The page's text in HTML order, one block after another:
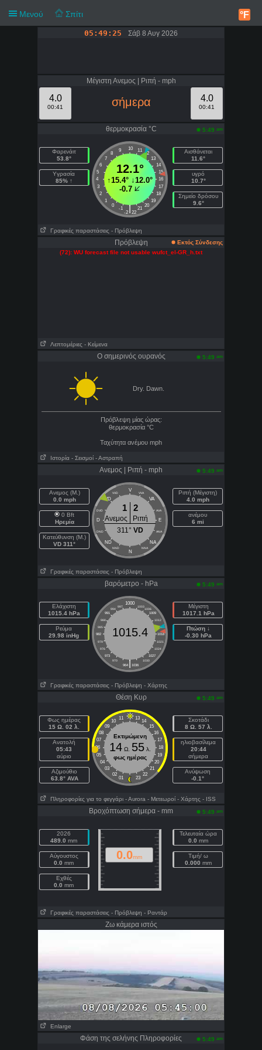
°F
05:49:25 Σάβ 8 Αυγ 2026
Μέγιστη Ανεμος | Ριπή - mph
4.0
00:41
4.0
00:41
σήμερα
θερμοκρασία °C 5:49 am
Φαρενάιτ
53.8°
Υγρασία
85% ↑
10
9 11
8
12
7
13
6
14
5
15
4
16
3
17
2
18
1
19
0
20
-1 21
|
-2 22
12.1°
↑15.4° ↓12.0°
-0.7
Αισθάνεται
11.6°
υγρό
10.7°
Σημείο δρόσου
9.6°
Γραφικές παραστάσεις - Πρόβλεψη
Πρόβλεψη
Εκτός Σύνδεσης
(72): WU forecast file not usable wufct_el-GR_h.txt
Λεπτομέριες - Κείμενα
Ο σημερινός ουρανός 5:49 am
Dry. Dawn.
Πρόβλεψη μίας ώρας:
θερμοκρασία °C
Ταχύτητα ανέμου mph
Ιστορία - Σεισμοί - Αστραπή
Ανεμος | Ριπή - mph 5:49 am
Ανεμος (Μ.)
0.0 mph
0 Bft
Ηρεμία
Κατεύθυνση (Μ.)
VD 311°
V
VVD VVA
VD VA
DVD AVA
D E
DND ANA
ND NA
NND NNA
N
1 2
Ανεμος
Ριπή
311° VD
Ριπή (Μέγιστη)
4.0 mph
ανέμου
6 mi
Γραφικές παραστάσεις - Πρόβλεψη
βαρόμετρο - hPa 5:49 am
Ελάχιστη
1015.4 hPa
Ρεύμα
29.98 inHg
1000
997 1003
994
1006
991
1009
988
1012
985
1015
982
1018
979
1021
976
1024
973
1027
970
1030
|
964 1036
1015.4
Μέγιστη
1017.1 hPa
Πτώση ↓
-0.30 hPa
Γραφικές παραστάσεις - Πρόβλεψη - Χάρτης
Θέση Κυρ 5:49 am
Φως ημέρας
15 Ω. 02 λ.
Ανατολή
05:43
αύριο
Aζιμούθιο
63.8° AVA
11 13
10
14
09
15
08
16
07
17
06
18
05
19
04
20
03
21
02
22
01 23
Εκτιμώμενη
14Ω. 55λ.
φως ημέρας
Σκοτάδι
8 Ω. 57 λ.
ηλιοβασίλεμα
20:44
σήμερα
Ανύψωση
-0.1°
Πληροφορίες για το φεγγάρι - Αυrora - Μετεωροί - Χάρτης - ISS
Βροχόπτωση σήμερα - mm 5:49 am
2026
489.0 mm
Αύγουστος
0.0 mm
Εχθές
0.0 mm
0.0mm
Τελευταία ώρα
0.0 mm
Τιμή/ ω
0.000 mm
Γραφικές παραστάσεις - Πρόβλεψη - Ραντάρ
Ζω κάμερα ιστός
Enlarge
Φάση της σελήνης Πληροφορίες 5:49 am
Μενού Σπίτι